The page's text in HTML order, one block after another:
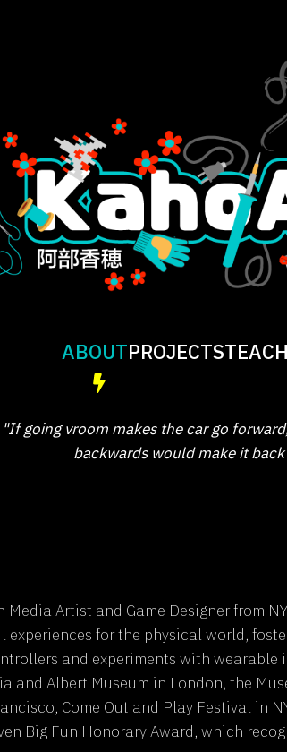
ABOUTPROJECTS
"If going vroom makes the car go
backwards would make it
Media Artist and Game Designer from
experiences for the physical world,
and experiments with wearable
and Albert Museum in London, the
Come Out and Play Festival in
Big Fun Honorary Award, which